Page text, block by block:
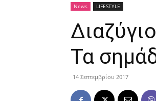
News LIFESTYLE
Τα
14 Σεπτεμβρίου 2017